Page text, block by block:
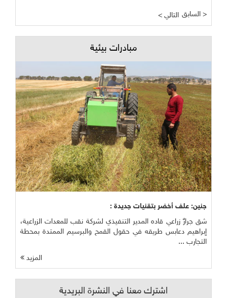
< التالي السابق >
مبادرات بيئية
جنين: علف أخضر بتقنيات جديدة :
شق جرارٌ زراعي قاده المدير التنفيذي لشركة نقب للمعدات الزراعية،
إبراهيم دعابس طريقه في حقول القمح والبرسيم الممتدة بمحطة
التجارب ...
المزيد
اشترك معنا في النشرة البريدية